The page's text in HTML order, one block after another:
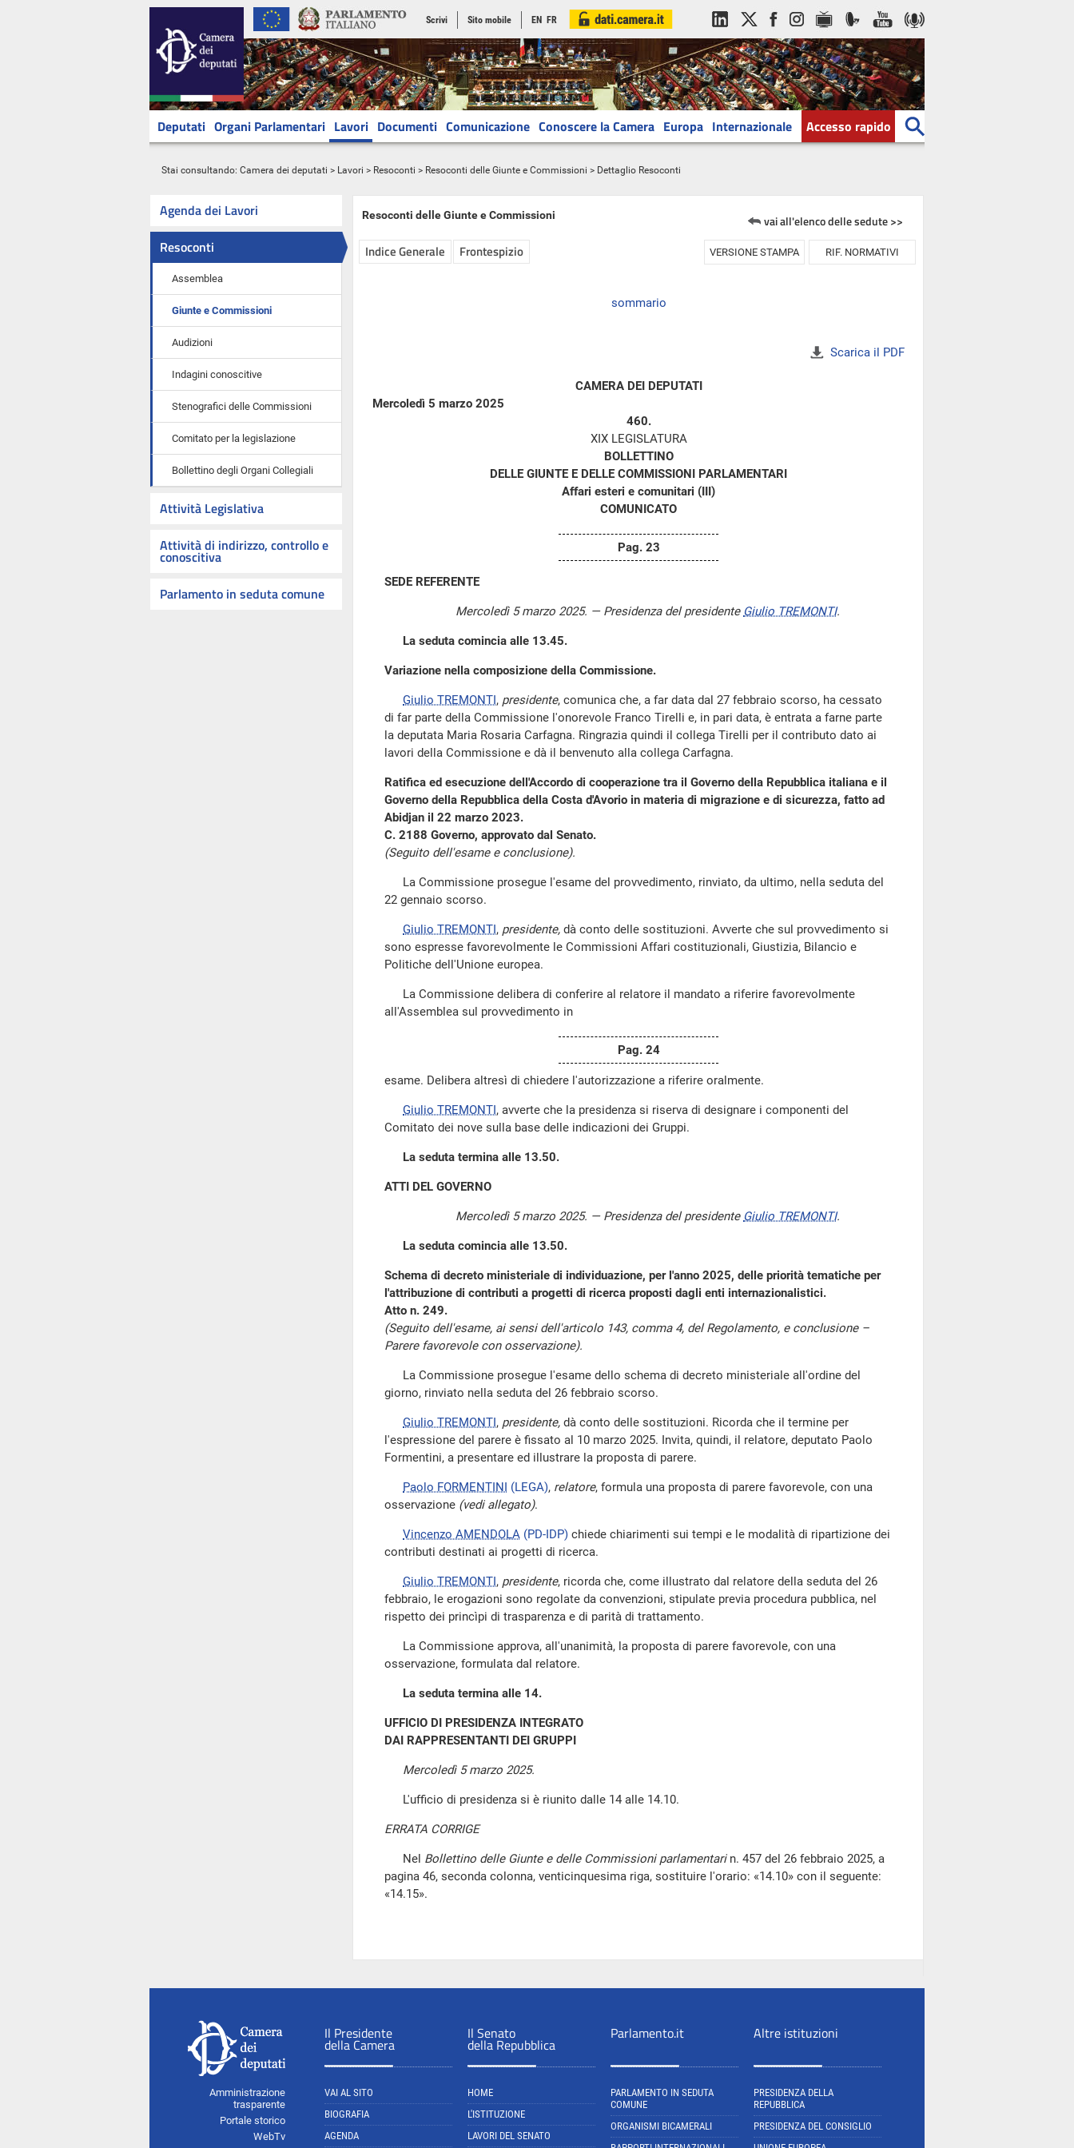
Scrivi Sito mobile EN FR
Deputati Organi Parlamentari Lavori Documenti Comunicazione Conoscere la Camera Europa Internazionale Accesso rapido
Stai consultando: Camera dei deputati > Lavori > Resoconti > Resoconti delle Giunte e Commissioni > Dettaglio Resoconti
Agenda dei Lavori
Resoconti
Assemblea
Giunte e Commissioni
Audizioni
Indagini conoscitive
Stenografici delle Commissioni
Comitato per la legislazione
Bollettino degli Organi Collegiali
Attività Legislativa
Attività di indirizzo, controllo e
conoscitiva
Parlamento in seduta comune
Resoconti delle Giunte e Commissioni vai all'elenco delle sedute >>
Indice Generale Frontespizio VERSIONE STAMPA RIF. NORMATIVI
sommario
Scarica il PDF
CAMERA DEI DEPUTATI
Mercoledì 5 marzo 2025
460.
XIX LEGISLATURA
BOLLETTINO
DELLE GIUNTE E DELLE COMMISSIONI PARLAMENTARI
Affari esteri e comunitari (III)
COMUNICATO
Pag. 23
SEDE REFERENTE
Mercoledì 5 marzo 2025. — Presidenza del presidente Giulio TREMONTI.
La seduta comincia alle 13.45.
Variazione nella composizione della Commissione.
Giulio TREMONTI, presidente, comunica che, a far data dal 27 febbraio scorso, ha cessato
di far parte della Commissione l'onorevole Franco Tirelli e, in pari data, è entrata a farne parte
la deputata Maria Rosaria Carfagna. Ringrazia quindi il collega Tirelli per il contributo dato ai
lavori della Commissione e dà il benvenuto alla collega Carfagna.
Ratifica ed esecuzione dell'Accordo di cooperazione tra il Governo della Repubblica italiana e il
Governo della Repubblica della Costa d'Avorio in materia di migrazione e di sicurezza, fatto ad
Abidjan il 22 marzo 2023.
C. 2188 Governo, approvato dal Senato.
(Seguito dell'esame e conclusione).
La Commissione prosegue l'esame del provvedimento, rinviato, da ultimo, nella seduta del
22 gennaio scorso.
Giulio TREMONTI, presidente, dà conto delle sostituzioni. Avverte che sul provvedimento si
sono espresse favorevolmente le Commissioni Affari costituzionali, Giustizia, Bilancio e
Politiche dell'Unione europea.
La Commissione delibera di conferire al relatore il mandato a riferire favorevolmente
all'Assemblea sul provvedimento in
Pag. 24
esame. Delibera altresì di chiedere l'autorizzazione a riferire oralmente.
Giulio TREMONTI, avverte che la presidenza si riserva di designare i componenti del
Comitato dei nove sulla base delle indicazioni dei Gruppi.
La seduta termina alle 13.50.
ATTI DEL GOVERNO
Mercoledì 5 marzo 2025. — Presidenza del presidente Giulio TREMONTI.
La seduta comincia alle 13.50.
Schema di decreto ministeriale di individuazione, per l'anno 2025, delle priorità tematiche per
l'attribuzione di contributi a progetti di ricerca proposti dagli enti internazionalistici.
Atto n. 249.
(Seguito dell'esame, ai sensi dell'articolo 143, comma 4, del Regolamento, e conclusione –
Parere favorevole con osservazione).
La Commissione prosegue l'esame dello schema di decreto ministeriale all'ordine del
giorno, rinviato nella seduta del 26 febbraio scorso.
Giulio TREMONTI, presidente, dà conto delle sostituzioni. Ricorda che il termine per
l'espressione del parere è fissato al 10 marzo 2025. Invita, quindi, il relatore, deputato Paolo
Formentini, a presentare ed illustrare la proposta di parere.
Paolo FORMENTINI (LEGA), relatore, formula una proposta di parere favorevole, con una
osservazione (vedi allegato).
Vincenzo AMENDOLA (PD-IDP) chiede chiarimenti sui tempi e le modalità di ripartizione dei
contributi destinati ai progetti di ricerca.
Giulio TREMONTI, presidente, ricorda che, come illustrato dal relatore della seduta del 26
febbraio, le erogazioni sono regolate da convenzioni, stipulate previa procedura pubblica, nel
rispetto dei princìpi di trasparenza e di parità di trattamento.
La Commissione approva, all'unanimità, la proposta di parere favorevole, con una
osservazione, formulata dal relatore.
La seduta termina alle 14.
UFFICIO DI PRESIDENZA INTEGRATO
DAI RAPPRESENTANTI DEI GRUPPI
Mercoledì 5 marzo 2025.
L'ufficio di presidenza si è riunito dalle 14 alle 14.10.
ERRATA CORRIGE
Nel Bollettino delle Giunte e delle Commissioni parlamentarin. 457 del 26 febbraio 2025, a
pagina 46, seconda colonna, venticinquesima riga, sostituire l'orario: «14.10» con il seguente:
«14.15».
Amministrazione
trasparente
Portale storico
WebTv
Il Presidente
della Camera
VAI AL SITO
BIOGRAFIA
AGENDA
Il Senato
della Repubblica
HOME
L'ISTITUZIONE
LAVORI DEL SENATO
Parlamento.it
PARLAMENTO IN SEDUTA
COMUNE
ORGANISMI BICAMERALI
Altre istituzioni
PRESIDENZA DELLA
REPUBBLICA
PRESIDENZA DEL CONSIGLIO